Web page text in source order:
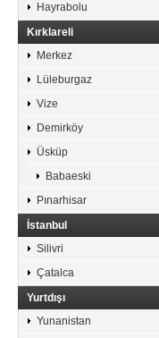
Hayrabolu
Kırklareli
Merkez
Lüleburgaz
Vize
Demirköy
Üsküp
Babaeski
Pınarhisar
İstanbul
Silivri
Çatalca
Yurtdışı
Yunanistan